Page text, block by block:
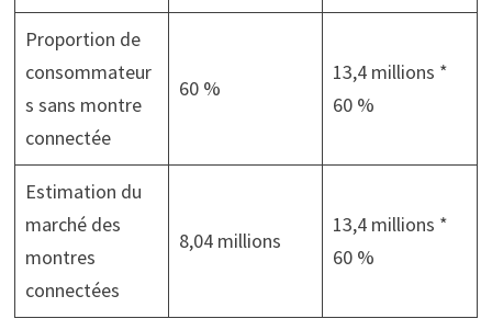
Proportion de
consommateur
s sans montre
connectée
60 %
13,4 millions *
60 %
Estimation du
marché des
montres
connectées
8,04 millions
13,4 millions *
60 %